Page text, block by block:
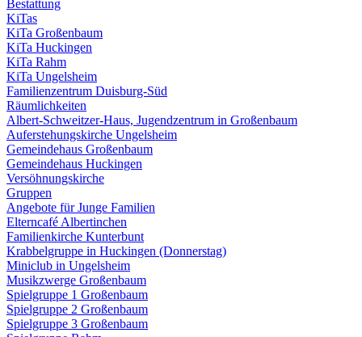
Bestattung
KiTas
KiTa Großenbaum
KiTa Huckingen
KiTa Rahm
KiTa Ungelsheim
Familienzentrum Duisburg-Süd
Räumlichkeiten
Albert-Schweitzer-Haus, Jugendzentrum in Großenbaum
Auferstehungskirche Ungelsheim
Gemeindehaus Großenbaum
Gemeindehaus Huckingen
Versöhnungskirche
Gruppen
Angebote für Junge Familien
Elterncafé Albertinchen
Familienkirche Kunterbunt
Krabbelgruppe in Huckingen (Donnerstag)
Miniclub in Ungelsheim
Musikzwerge Großenbaum
Spielgruppe 1 Großenbaum
Spielgruppe 2 Großenbaum
Spielgruppe 3 Großenbaum